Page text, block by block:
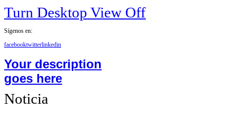
Turn Desktop View Off
Sígenos en:
facebooktwitterlinkedin
Your description
goes here
Noticia